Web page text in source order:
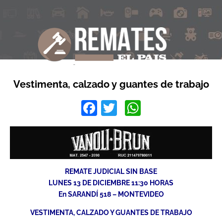
Vestimenta, calzado y guantes de trabajo
Facebook
Twitter
REMATE JUDICIAL SIN BASE
LUNES 13 DE DICIEMBRE 11:30 HORAS
En SARANDÍ 518 – MONTEVIDEO
VESTIMENTA, CALZADO Y GUANTES DE TRABAJO